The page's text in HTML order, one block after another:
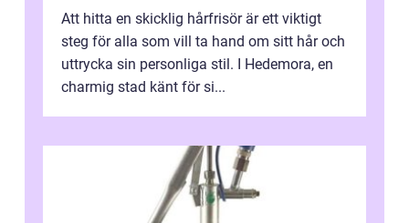
Att hitta en skicklig hårfrisör är ett viktigt
steg för alla som vill ta hand om sitt hår och
uttrycka sin personliga stil. I Hedemora, en
charmig stad känt för si...